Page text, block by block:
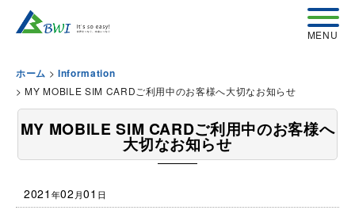
ホーム > Information
> MY MOBILE SIM CARDご利用中のお客様へ大切なお知らせ
MY MOBILE SIM CARDご利用中のお客様へ
大切なお知らせ
2021 年02 月01 日